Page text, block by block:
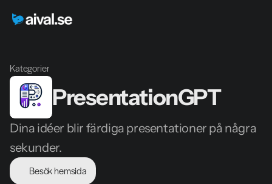
Kategorier
PresentationGPT
Dina idéer blir färdiga presentationer på några
sekunder.
Besök hemsida